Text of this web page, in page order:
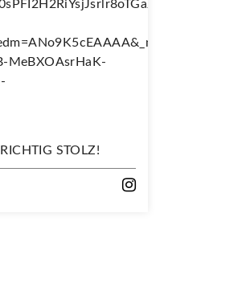
DEIN NEUES
MIT DIESEM STOFF